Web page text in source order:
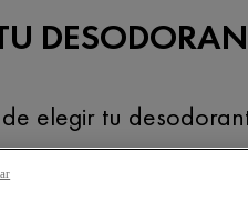
elegir tu